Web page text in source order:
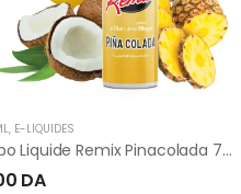
, E-LIQUIDES
Vapo Liquide Remix Pinacolada 75ml
DA